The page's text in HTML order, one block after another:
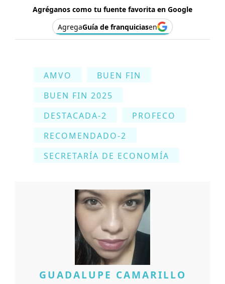
Agréganos como tu fuente favorita en Google
AgregaGuía de franquiciasen
AMVO
BUEN FIN
BUEN FIN 2025
DESTACADA-2
PROFECO
RECOMENDADO-2
SECRETARÍA DE ECONOMÍA
GUADALUPE CAMARILLO